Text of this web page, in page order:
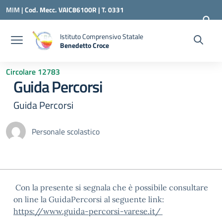
Vai ai contenuti
Vai al menu di navigazione
Vai al footer
MIM |Cod. Mecc. VAIC86100R | T. 0331
240260 | VAIC86100R@ISTRUZIONE.IT
Istituto Comprensivo Statale
Benedetto Croce
Circolare 12783
Guida Percorsi
Guida Percorsi
Personale scolastico
Con la presente si segnala che è possibile consultare
on line la GuidaPercorsi al seguente link:
https://www.guida-percorsi-varese.it/